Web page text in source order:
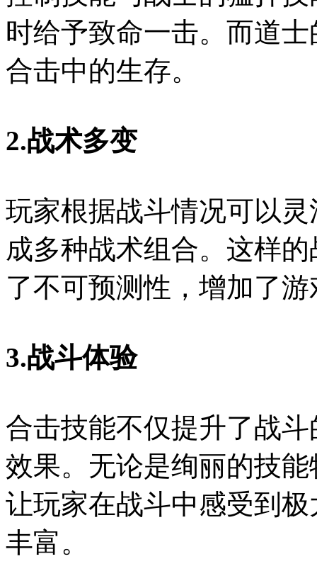
时给予致命一击。而道
合击中的生存。
2.战术多变
玩家根据战斗情况可以
成多种战术组合。这样
了不可预测性，增加了
3.战斗体验
合击技能不仅提升了战
效果。无论是绚丽的技
让玩家在战斗中感受到
丰富。